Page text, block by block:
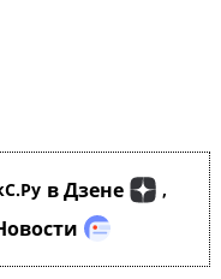
в Дзене ,